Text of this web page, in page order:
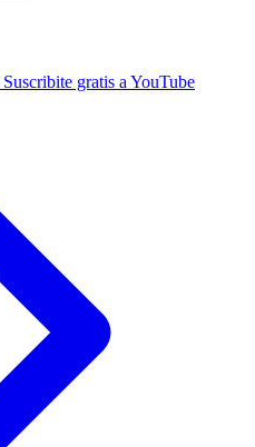
Suscribite gratis a YouTube